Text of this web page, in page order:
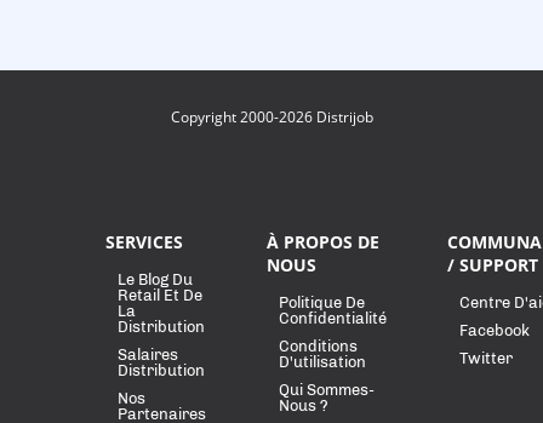
Copyright 2000-2026 Distrijob
SERVICES
Le Blog Du
Retail Et De
La
Distribution
Salaires
Distribution
Nos
Partenaires
À PROPOS DE
NOUS
Politique De
Confidentialité
Conditions
D'utilisation
Qui Sommes-
Nous ?
/ SUPPORT
Centre
Facebook
Twitter